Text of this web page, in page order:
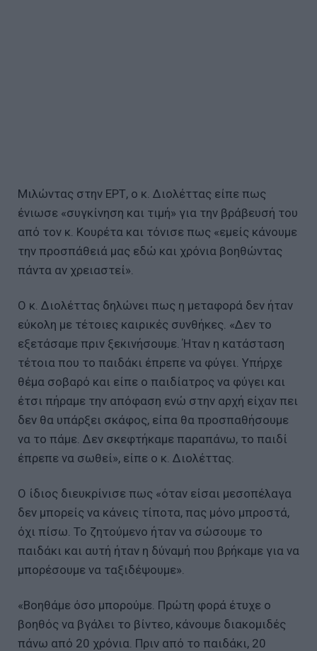
Μιλώντας στην ΕΡΤ, ο κ. Διολέττας είπε πως
ένιωσε «συγκίνηση και τιμή» για την βράβευσή του
από τον κ. Κουρέτα και τόνισε πως «εμείς κάνουμε
την προσπάθειά μας εδώ και χρόνια βοηθώντας
πάντα αν χρειαστεί».
Ο κ. Διολέττας δηλώνει πως η μεταφορά δεν ήταν
εύκολη με τέτοιες καιρικές συνθήκες. «Δεν το
εξετάσαμε πριν ξεκινήσουμε. Ήταν η κατάσταση
τέτοια που το παιδάκι έπρεπε να φύγει. Υπήρχε
θέμα σοβαρό και είπε ο παιδίατρος να φύγει και
έτσι πήραμε την απόφαση ενώ στην αρχή είχαν πει
δεν θα υπάρξει σκάφος, είπα θα προσπαθήσουμε
να το πάμε. Δεν σκεφτήκαμε παραπάνω, το παιδί
έπρεπε να σωθεί», είπε ο κ. Διολέττας.
Ο ίδιος διευκρίνισε πως «όταν είσαι μεσοπέλαγα
δεν μπορείς να κάνεις τίποτα, πας μόνο μπροστά,
όχι πίσω. Το ζητούμενο ήταν να σώσουμε το
παιδάκι και αυτή ήταν η δύναμή που βρήκαμε για να
μπορέσουμε να ταξιδέψουμε».
«Βοηθάμε όσο μπορούμε. Πρώτη φορά έτυχε ο
βοηθός να βγάλει το βίντεο, κάνουμε διακομιδές
πάνω από 20 χρόνια. Πριν από το παιδάκι, 20